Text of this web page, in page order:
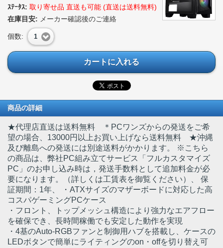
ｽﾃｰﾀｽ: 取り寄せ品 直送も可能 (直送は送料無料)
在庫目安: メーカー確認後のご連絡
個数: 1
カートに入れる
商品の詳細
★代理店直送は送料無料 ＊PCワンズからの発送をご希
望の場合、13000円以上お買い上げなら送料無料 ★沖縄
及び離島への発送には別途送料がかかります。 ※こちら
の商品は、弊社PC組み立てサービス「フルカスタマイズ
PC」のお申し込み時は，発送手数料として追加料金が必
要になります。（詳しくは工賃表を御覧ください）
、 保
証期間：1年、 ・ATXサイズのマザーボードに対応した高
コスパゲーミングPCケース
・フロント、トップメッシュ構造により強力なエアフロー
を確保でき、長時間稼働でも安定した動作を実現
・4基のAuto-RGBファンと制御用ハブを搭載し、ケースの
LEDボタンで簡単にライティングのon・offを切り替え可